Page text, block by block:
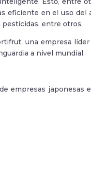
eficiente en el uso del
pesticidas, entre otros.
una empresa
a nivel mundial.
empresas japonesas